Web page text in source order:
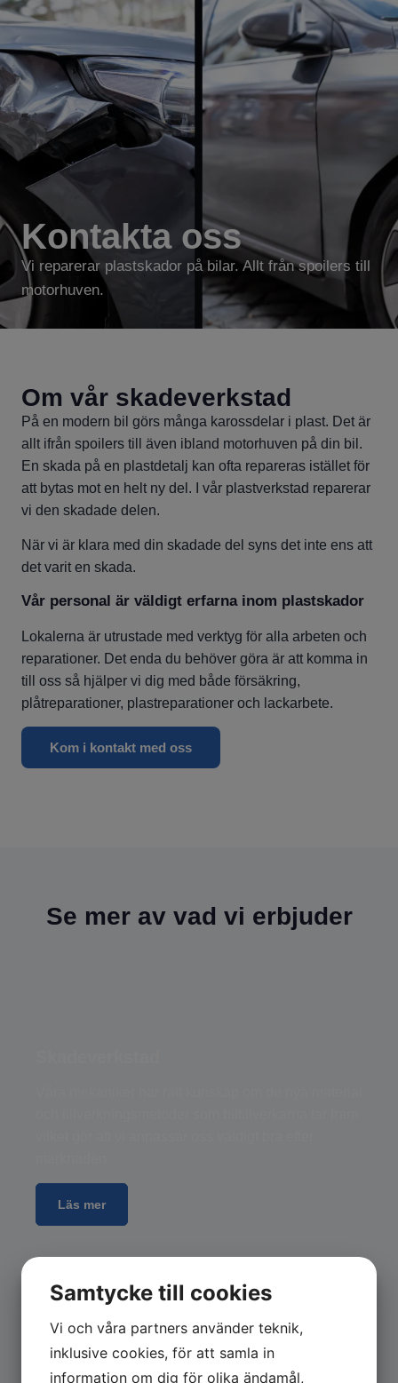
Kontakta oss
Vi reparerar plastskador på bilar. Allt från spoilers till
motorhuven.
Om vår skadeverkstad
På en modern bil görs många karossdelar i plast. Det är
allt ifrån spoilers till även ibland motorhuven på din bil.
En skada på en plastdetalj kan ofta repareras istället för
att bytas mot en helt ny del. I vår plastverkstad reparerar
vi den skadade delen.
När vi är klara med din skadade del syns det inte ens att
det varit en skada.
Vår personal är väldigt erfarna inom plastskador
Lokalerna är utrustade med verktyg för alla arbeten och
reparationer. Det enda du behöver göra är att komma in
till oss så hjälper vi dig med både försäkring,
plåtreparationer, plastreparationer och lackarbete.
Kom i kontakt med oss
Se mer av vad vi erbjuder
Läs mer
Lackering
Samtycke till cookies
Vi och våra partners använder teknik,
inklusive cookies, för att samla in
information om dig för olika ändamål,